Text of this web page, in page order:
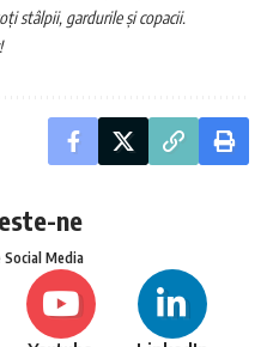
stâlpii, gardurile și copacii.
ne
Social Media